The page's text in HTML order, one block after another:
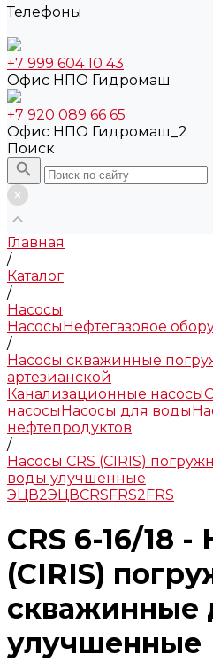
Телефоны
+7 999 604 10 43
Офис НПО Гидромаш
+7 920 089 66 65
Офис НПО Гидромаш_2
Поиск
Главная
/
Каталог
/
Насосы
НасосыНефтегазовое
/
Насосы скважинные
артезианской
Канализационные насосы
насосыНасосы для воды
нефтепродуктов
/
Насосы CRS (CIRIS)
воды улучшенные
ЭЦВ2ЭЦВCRSFRS2FRS
CRS 6-16/18 -
(CIRIS)
скважинные
улучшенные